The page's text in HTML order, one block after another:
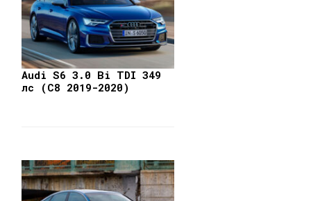
Audi S6 3.0 Bi TDI 349
лс (C8 2019-2020)